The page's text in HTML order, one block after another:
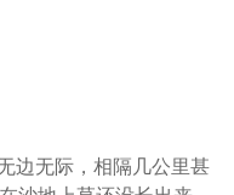
边无际，相隔几公里甚